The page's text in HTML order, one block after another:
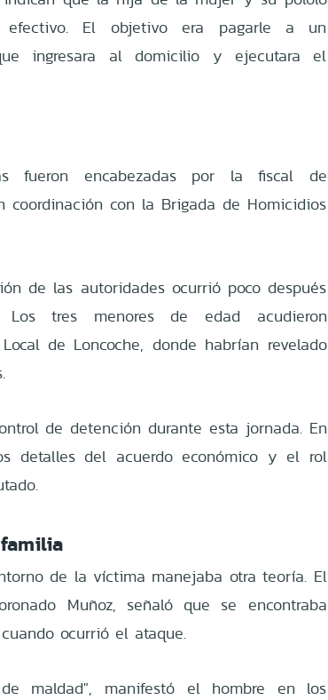
efectivo. El objetivo era pagarle a un
ingresara al domicilio y ejecutara el
fueron encabezadas por la fiscal de
coordinación con la Brigada de Homicidios
de las autoridades ocurrió poco después
tres menores de edad acudieron
de Loncoche, donde habrían revelado
de detención durante esta jornada. En
detalles del acuerdo económico y el rol
de la víctima manejaba otra teoría. El
Muñoz, señaló que se encontraba
ocurrió el ataque.
maldad", manifestó el hombre en los